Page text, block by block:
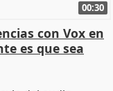
00:30
con Vox en
es que sea